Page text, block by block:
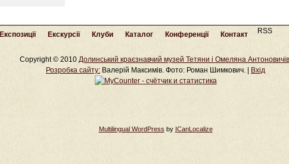
Експозиції Екскурсії Клуби Каталог Конференції Контакт RSS
Copyright © 2010 Долинський краєзнавчий музей Тетяни і Омеляна Антоновичів
Розробка cайту: Валерій Максимів. Фото: Роман Шимкович. | Вхід
Multilingual WordPress by ICanLocalize